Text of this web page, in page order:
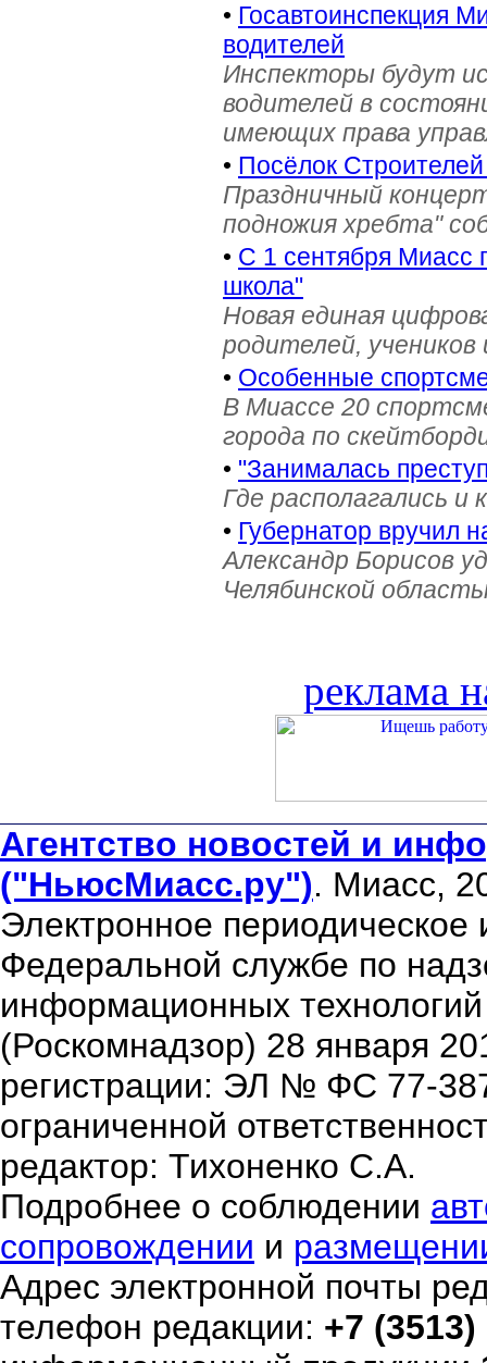
• Госавтоинспекция
водителей
Инспекторы будут
водителей в
имеющих права
• Посёлок
Праздничный
подножия хребта"
• С 1 сентября Миасс
школа"
Новая единая
родителей, учеников
• Особенные
В Миассе 20
города по
• "Занималась
Где располагались и
• Губернатор вручил
Александр Борисов
Челябинской
реклама
Агентство новостей и
("НьюсМиасс.ру"). Миасс,
Электронное периодическое
Федеральной службе по
информационных
(Роскомнадзор) 28 января
регистрации: ЭЛ № ФС 77-
ограниченной
редактор: Тихоненко С.А.
Подробнее о соблюдении
сопровождении и
Адрес электронной почты
телефон редакции: +7